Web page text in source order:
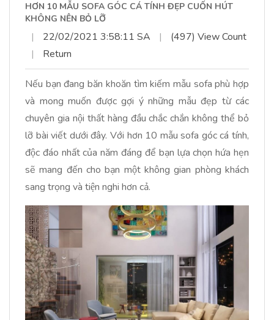
HƠN 10 MẪU SOFA GÓC CÁ TÍNH ĐẸP CUỐN HÚT
KHÔNG NÊN BỎ LỠ
| 22/02/2021 3:58:11 SA |
(497) View Count
|
Return
Nếu bạn đang băn khoăn tìm kiếm mẫu sofa phù hợp
và mong muốn được gợi ý những mẫu đẹp từ các
chuyên gia nội thất hàng đầu chắc chắn không thể bỏ
lỡ bài viết dưới đây. Với hơn 10 mẫu sofa góc cá tính,
độc đáo nhất của năm đáng để bạn lựa chọn hứa hẹn
sẽ mang đến cho bạn một không gian phòng khách
sang trọng và tiện nghi hơn cả.